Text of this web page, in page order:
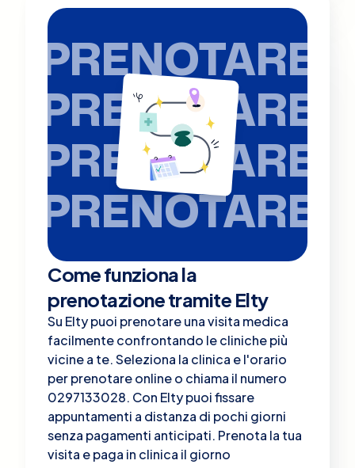
PRENOTARE
PRENOTARE
PRENOTARE
PRENOTARE
Come funziona la
prenotazione tramite Elty
Su Elty puoi prenotare una visita medica
facilmente confrontando le cliniche più
vicine a te. Seleziona la clinica e l'orario
per prenotare online o chiama il numero
0297133028. Con Elty puoi fissare
appuntamenti a distanza di pochi giorni
senza pagamenti anticipati. Prenota la tua
visita e paga in clinica il giorno